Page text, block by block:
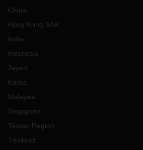
China
Hong Kong SAR
India
Indonesia
Japan
Korea
Malaysia
Singapore
Taiwan Region
Thailand